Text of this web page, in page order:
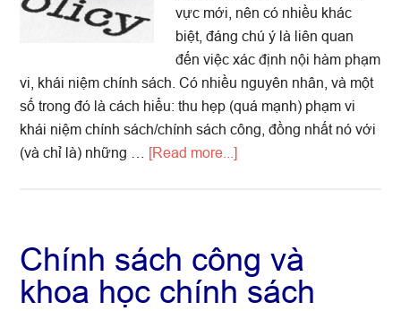
ở
Việt
Nam
vực mới, nên có nhiều khác
biệt, đáng chú ý là liên quan
đến việc xác định nội hàm phạm
vi, khái niệm chính sách. Có nhiều nguyên nhân, và một
số trong đó là cách hiểu: thu hẹp (quá mạnh) phạm vi
khái niệm chính sách/chính sách công, đồng nhất nó với
(và chỉ là) những … [Read more...]about
ở
Việt
Chính sách công và
khoa học chính sách